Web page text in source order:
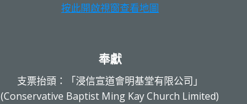
按此開啟視窗查看地圖
奉獻
支票抬頭：「浸信宣道會明基堂有限公司」
(Conservative Baptist Ming Kay Church Limited)